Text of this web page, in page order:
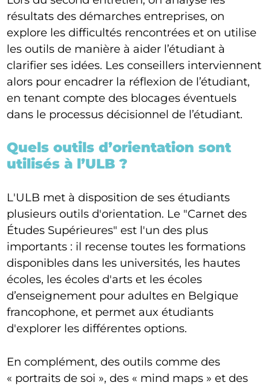
résultats des démarches entreprises, on
explore les difficultés rencontrées et on utilise
les outils de manière à aider l’étudiant à
clarifier ses idées. Les conseillers interviennent
alors pour encadrer la réflexion de l’étudiant,
en tenant compte des blocages éventuels
dans le processus décisionnel de l’étudiant.
Quels outils d’orientation sont
utilisés à l’ULB ?
L'ULB met à disposition de ses étudiants
plusieurs outils d'orientation. Le "Carnet des
Études Supérieures" est l'un des plus
importants : il recense toutes les formations
disponibles dans les universités, les hautes
écoles, les écoles d'arts et les écoles
d’enseignement pour adultes en Belgique
francophone, et permet aux étudiants
d'explorer les différentes options.
En complément, des outils comme des
« portraits de soi », des « mind maps » et des